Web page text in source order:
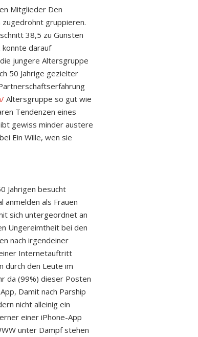
Mitglieder Den
zugedrohnt gruppieren.
38,5 zu Gunsten
konnte darauf
jungere Altersgruppe
50 Jahrige gezielter
Altersgruppe so gut wie
Tendenzen eines
gewiss minder austere
Ein Wille, wen sie
Jahrigen besucht
als Frauen
sich untergeordnet an
Ungereimtheit bei den
nach irgendeiner
Internetauftritt
durch den Leute im
da (99%) dieser Posten
Damit nach Parship
nicht alleinig ein
einer iPhone-App
unter Dampf stehen